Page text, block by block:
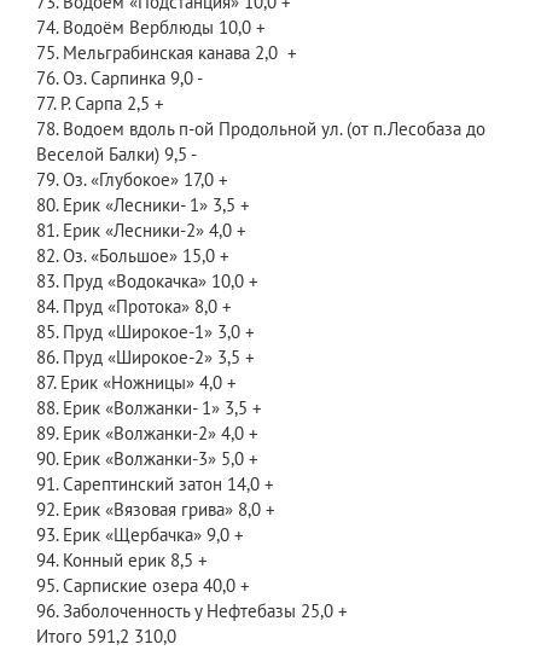
74. Водоём Верблюды 10,0 +
75. Мельграбинская канава 2,0 +
76. Оз. Сарпинка 9,0 -
77. Р. Сарпа 2,5 +
78. Водоем вдоль п-ой Продольной ул. (от п.Лесобаза до
Веселой Балки) 9,5 -
79. Оз. «Глубокое» 17,0 +
80. Ерик «Лесники- 1» 3,5 +
81. Ерик «Лесники-2» 4,0 +
82. Оз. «Большое» 15,0 +
83. Пруд «Водокачка» 10,0 +
84. Пруд «Протока» 8,0 +
85. Пруд «Широкое-1» 3,0 +
86. Пруд «Широкое-2» 3,5 +
87. Ерик «Ножницы» 4,0 +
88. Ерик «Волжанки- 1» 3,5 +
89. Ерик «Волжанки-2» 4,0 +
90. Ерик «Волжанки-3» 5,0 +
91. Сарептинский затон 14,0 +
92. Ерик «Вязовая грива» 8,0 +
93. Ерик «Щербачка» 9,0 +
94. Конный ерик 8,5 +
95. Сарпиские озера 40,0 +
96. Заболоченность у Нефтебазы 25,0 +
Итого 591,2 310,0